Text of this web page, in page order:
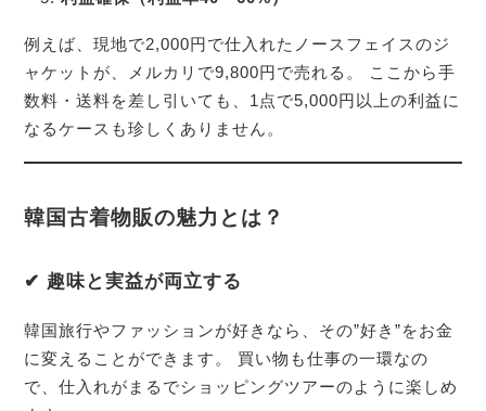
例えば、現地で2,000円で仕入れたノースフェイスのジ
ャケットが、メルカリで9,800円で売れる。 ここから手
数料・送料を差し引いても、1点で5,000円以上の利益に
なるケースも珍しくありません。
韓国古着物販の魅力とは？
✔ 趣味と実益が両立する
韓国旅行やファッションが好きなら、その”好き”をお金
に変えることができます。 買い物も仕事の一環なの
で、仕入れがまるでショッピングツアーのように楽しめ